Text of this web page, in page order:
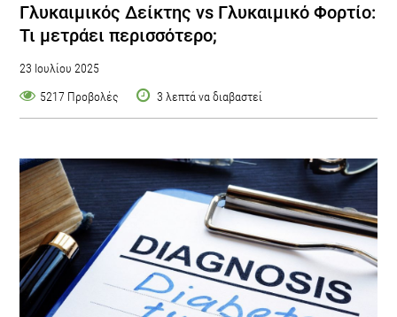
Γλυκαιμικός Δείκτης vs Γλυκαιμικό Φορτίο:
Τι μετράει περισσότερο;
23 Ιουλίου 2025
5217 Προβολές
3 λεπτά να διαβαστεί